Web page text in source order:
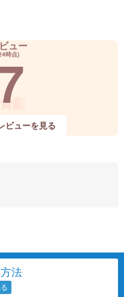
ュー
時点)
ビューを見る
法
月 から